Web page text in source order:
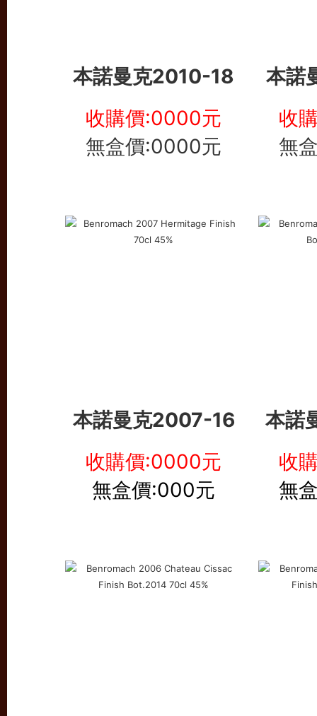
本諾曼克2010-18
本諾
收購價:0000元
無盒價:0000元
收
無
本諾曼克2007-16
本諾
收購價:0000元
無盒價:000元
收
無